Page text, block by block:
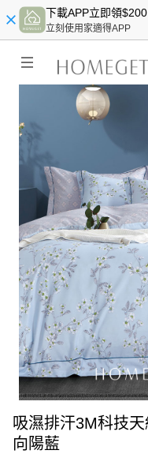
下載APP立即領$200
立刻使用家適得APP
吸濕排汗3M科技
向陽藍